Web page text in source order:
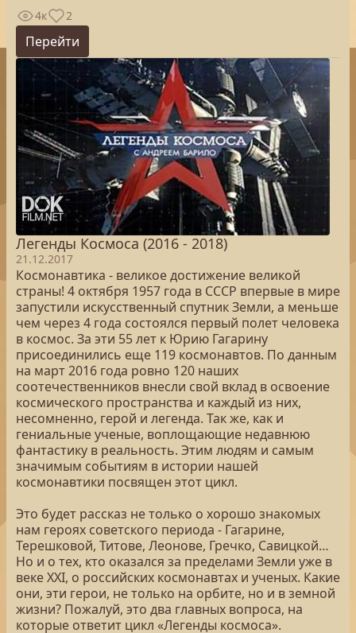
4к 2
Перейти
Легенды Космоса (2016 - 2018)
21.12.2017
Космонавтика - великое достижение великой
страны! 4 октября 1957 года в СССР впервые в мире
запустили искусственный спутник Земли, а меньше
чем через 4 года состоялся первый полет человека
в космос. За эти 55 лет к Юрию Гагарину
присоединились еще 119 космонавтов. По данным
на март 2016 года ровно 120 наших
соотечественников внесли свой вклад в освоение
космического пространства и каждый из них,
несомненно, герой и легенда. Так же, как и
гениальные ученые, воплощающие недавнюю
фантастику в реальность. Этим людям и самым
значимым событиям в истории нашей
космонавтики посвящен этот цикл.
Это будет рассказ не только о хорошо знакомых
нам героях советского периода - Гагарине,
Терешковой, Титове, Леонове, Гречко, Савицкой…
Но и о тех, кто оказался за пределами Земли уже в
веке XXI, о российских космонавтах и ученых. Какие
они, эти герои, не только на орбите, но и в земной
жизни? Пожалуй, это два главных вопроса, на
которые ответит цикл «Легенды космоса».